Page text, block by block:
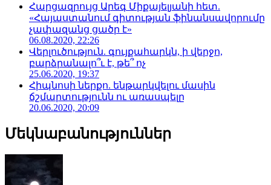
Հարցազրույց Արեգ Միքայելյանի հետ.
«Հայաստանում գիտության ֆինանսավորումը
չափազանց ցածր է»
06.08.2020, 22:26
Վերլուծություն. գույքահարկն, ի վերջո,
բարձրանալո՞ւ է, թե՞ ոչ
25.06.2020, 19:37
Հիպնոսի ներքո. ենթարկվելու մասին
ճշմարտությունն ու առասպելը
20.06.2020, 20:09
Մեկնաբանություններ